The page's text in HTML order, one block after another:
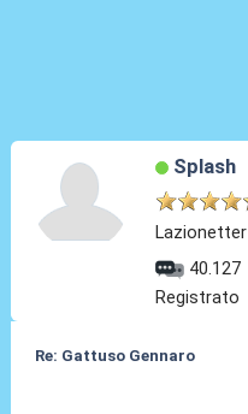
Splash
Lazionetter
40.127
Registrato
Re: Gattuso Gennaro